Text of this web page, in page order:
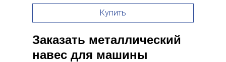
Купить
Заказать металлический
навес для машины